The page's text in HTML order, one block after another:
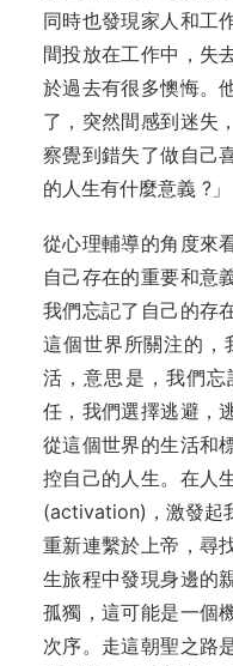
同時也發現家人和工
間投放在工作中，失
於過去有很多懊悔。
了，突然間感到迷失
察覺到錯失了做自己
的人生有什麼意義 ?」
從心理輔導的角度來
自己存在的重要和意
我們忘記了自己的存
這個世界所關注的
活，意思是，我們
任，我們選擇逃避，
從這個世界的生活和
控自己的人生。在人
(activation)，激發起
重新連繫於上帝，尋
生旅程中發現身邊的
孤獨，這可能是一個
次序。走這朝聖之路